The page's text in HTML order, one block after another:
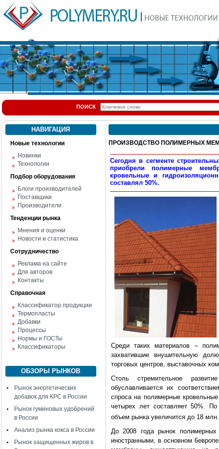
ПОИСК
НАВИГАЦИЯ
Новые технологии
Новинки
Технологии
Подбор оборудования
Блоги производителей
Поставщики
Производители
Тенденции рынка
Мнения и оценки
Новости и статистика
Сотрудничество
Реклама на сайте
Для авторов
Контакты
Справочная
Классификатор продукции
Термопласты
Добавки
Процессы
Нормы и ГОСТы
Классификаторы
ОБЗОРЫ РЫНКОВ
Рынок энергетических
добавок для КРС в России
Рынок гуминовых удобрений
в России
Анализ рынка кокса в России
Рынок защищенных жиров в
ПРОИЗВОДСТВО ПОЛИМЕРНЫХ
Сегодня в сегменте
приобрели полимерные
кровельные и
составлял 50%.
Среди таких материалов –
захватившие внушительную
торговых центров, выставочных
Столь стремительное
обуславливается их
спроса на полимерные
четырех лет составляет 50%.
объем рынка увеличится до 18
До 2008 года рынок
иностранными, в основном